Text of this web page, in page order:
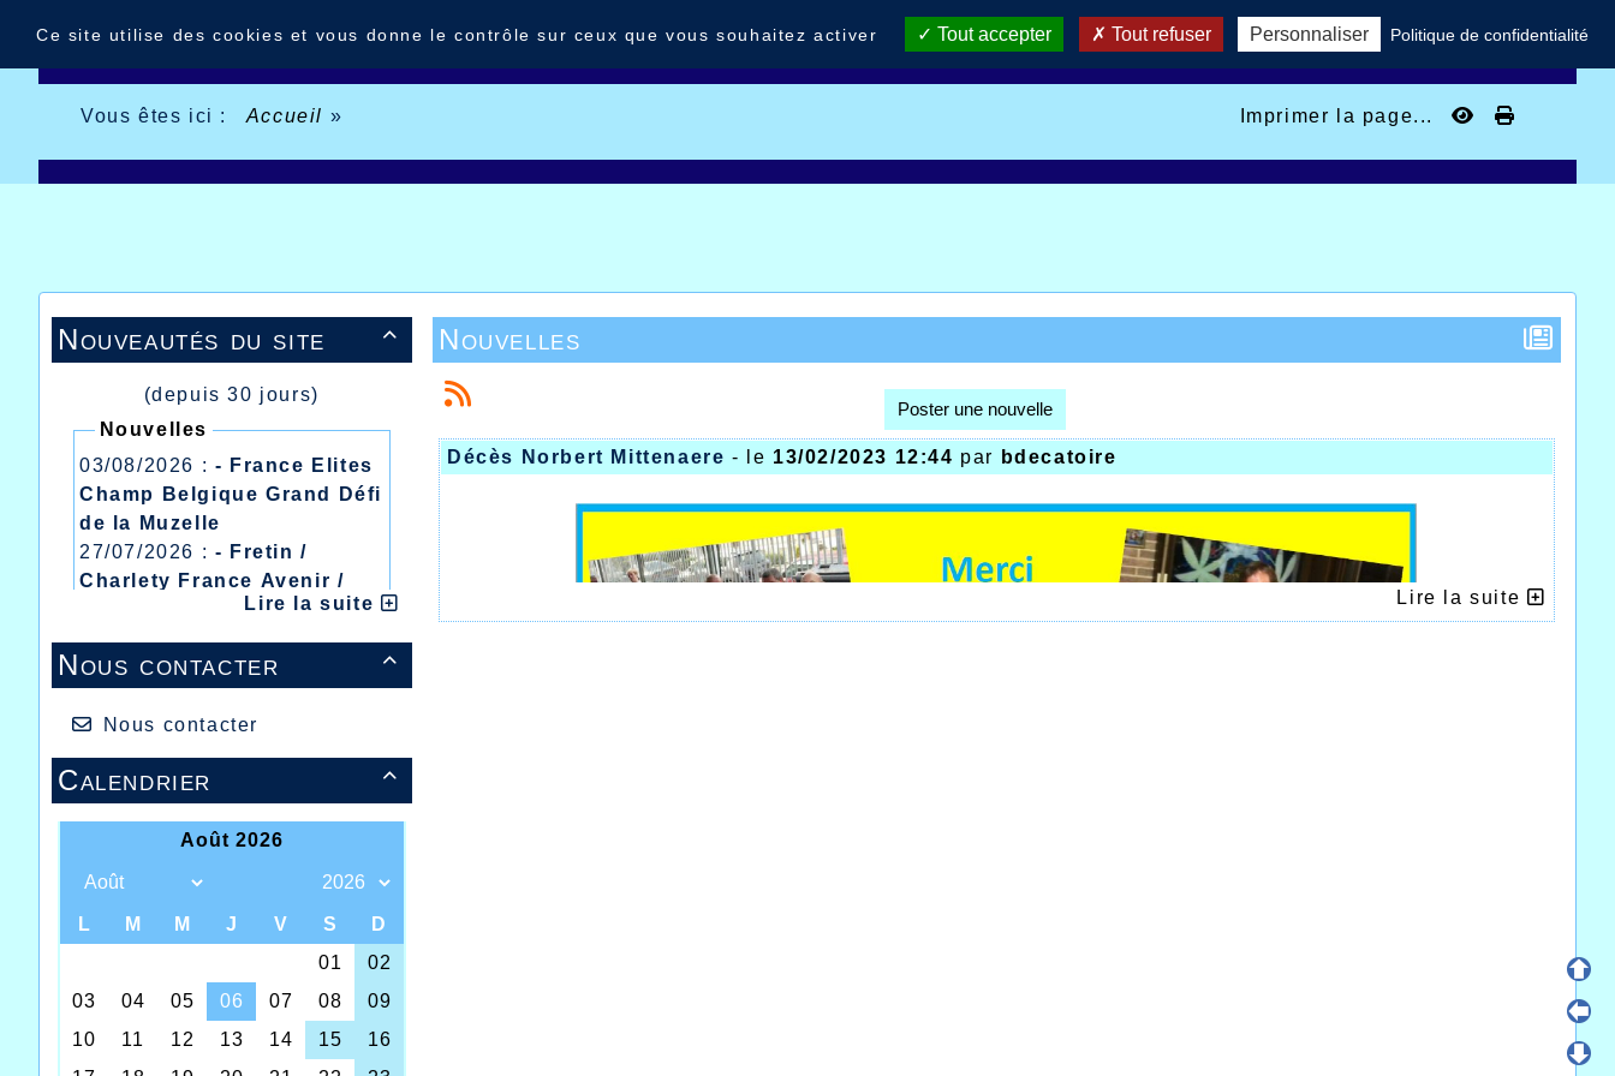
Vous êtes ici : Accueil » Imprimer la page...

Nouveautés du site
(depuis 30 jours)
Nouvelles
03/08/2026 : - France Elites
Champ Belgique Grand Défi
de la Muzelle
27/07/2026 : - Fretin /
Charlety France Avenir /
Heusden Zolder
20/07/2026 :- Courtrai /
Mont des Cats
Meeting Abeilles /
Régionaux /
Lire la suite

Nous contacter
Nous contacter

Calendrier
Nouvelles
Poster une nouvelle
Décès Norbert Mittenaere - le 13/02/2023 12:44 par bdecatoire
Lire la suite
Ce site utilise des cookies et vous donne le contrôle sur ceux que vous souhaitez activer Tout accepter Tout refuser Personnaliser Politique de confidentialité